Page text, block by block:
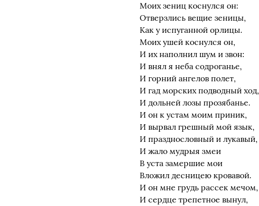
Моих зениц коснулся он:
Отверзлись вещие зеницы,
Как у испуганной орлицы.
Моих ушей коснулся он,
И их наполнил шум и звон:
И внял я неба содроганье,
И горний ангелов полет,
И гад морских подводный ход,
И дольней лозы прозябанье.
И он к устам моим приник,
И вырвал грешный мой язык,
И празднословный и лукавый,
И жало мудрыя змеи
В уста замершие мои
Вложил десницею кровавой.
И он мне грудь рассек мечом,
И сердце трепетное вынул,